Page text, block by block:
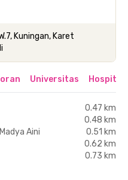
Kuningan, Karet
Universitas Hospital
0.47 km
0.48 km
Aini
0.51 km
0.62 km
0.73 km